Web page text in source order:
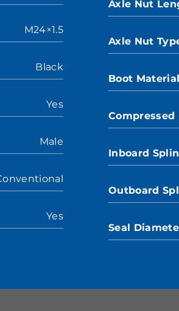
M24×1.5
Black
Yes
Male
Yes
Axle Nut
Axle Nut
Boot Material
Compressed
Inboard
Outboard
Seal